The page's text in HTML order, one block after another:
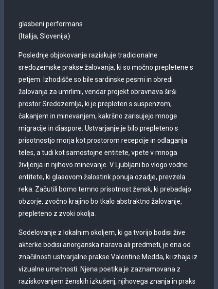
glasbeni performans
(Italija, Slovenija)
Poslednje objokovanje raziskuje tradicionalne
sredozemske prakse žalovanja, ki so močno prepletene s
petjem. Izhodišče so bile sardinske pesmi in obredi
žalovanja za umrlimi, vendar projekt obravnava širši
prostor Sredozemlja, ki je prepleten s suspenzom,
čakanjem in minevanjem, kakršno zarisujejo mnoge
migracije in diaspore. Ustvarjanje je bilo prepleteno s
prisotnostjo morja kot prostorom recepcije in odlaganja
teles, a tudi kot samostojne entitete, vpete v mnoga
življenja in njihovo minevanje. V Ljubljani bo vlogo vodne
entitete, ki glasovom žalostink ponuja ozadje, prevzela
reka. Začutili bomo temno prisotnost žensk, ki prebadajo
obzorje, zvočno krajino bo tkalo abstraktno žalovanje,
prepleteno z zvoki okolja.
Sodelovanje z lokalnim okoljem, ki ga tvorijo bodisi žive
akterke bodisi anorganska narava ali predmeti, je ena od
značilnosti ustvarjalne prakse Valentine Medda, ki izhaja iz
vizualne umetnosti. Njena poetika je zaznamovana z
raziskovanjem ženskih izkušenj, njihovega znanja in praks